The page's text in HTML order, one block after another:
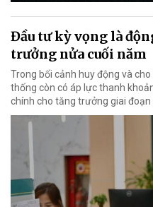
Đầu tư kỳ vọng là
trưởng nửa cuối năm
Trong bối cảnh huy động và
thống còn có áp lực thanh
chính cho tăng trưởng giai đoạn